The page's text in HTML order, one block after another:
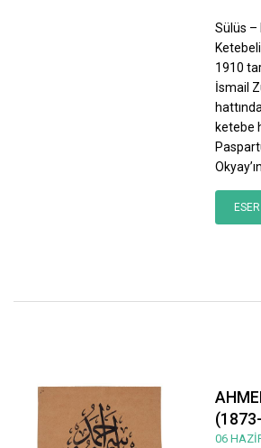
Sülüs –
1910
İsmail
ketebe
Okyay’ın
06